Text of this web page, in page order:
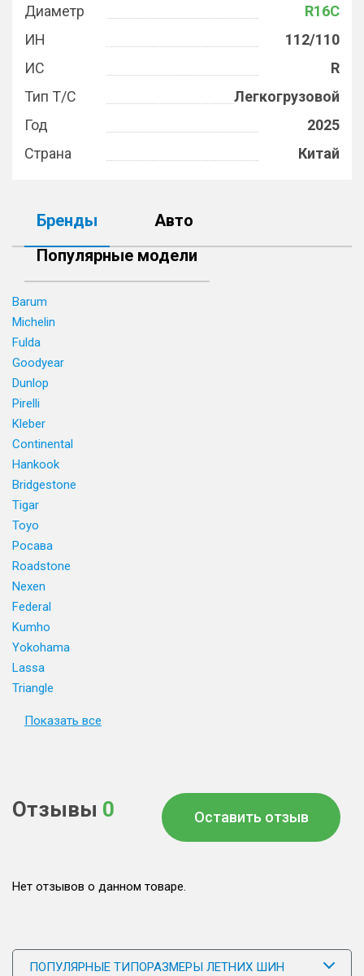
Диаметр
R16C
ИН
112/110
ИС
R
Тип Т/С
Легкогрузовой
Год
2025
Страна
Китай
Бренды
Авто
Популярные модели
Barum
Michelin
Fulda
Goodyear
Dunlop
Pirelli
Kleber
Continental
Hankook
Bridgestone
Tigar
Toyo
Росава
Roadstone
Nexen
Federal
Kumho
Yokohama
Lassa
Triangle
Показать все
Отзывы 0 Оставить отзыв
Нет отзывов о данном товаре.
ПОПУЛЯРНЫЕ ТИПОРАЗМЕРЫ ЛЕТНИХ ШИН